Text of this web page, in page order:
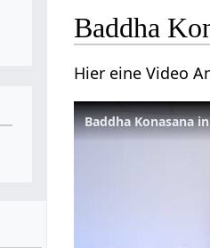
Baddha
Hier eine Video